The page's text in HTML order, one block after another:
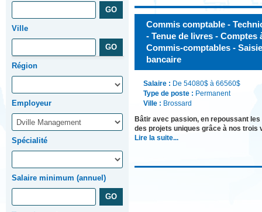
Ville
Région
Employeur
Spécialité
Salaire minimum (annuel)
Commis comptable -
- Tenue de livres - Comptes
Commis-comptables -
bancaire
Salaire : De 54080$ à 66560$
Type de poste : Permanent
Ville : Brossard
Bâtir avec passion, en repoussant
des projets uniques grâce à nos trois
Lire la suite...